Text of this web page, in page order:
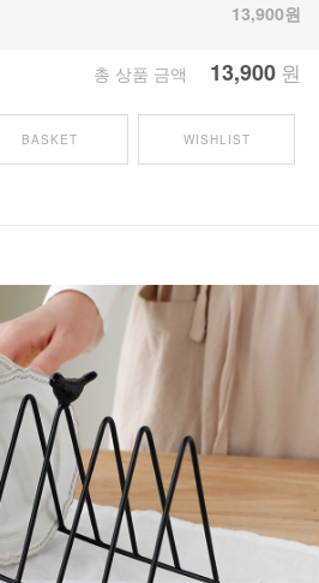
13,900원
총 상품 금액 13,900 원
BASKET WISHLIST